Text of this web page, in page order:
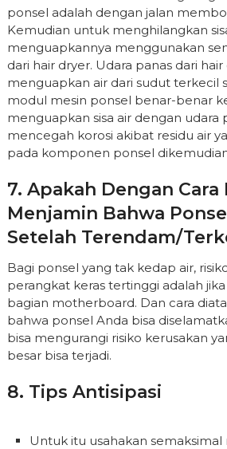
ponsel adalah dengan jalan
Kemudian untuk menghilangkan
menguapkannya menggunakan
dari hair dryer. Udara panas dari hair
menguapkan air dari sudut terkecil
modul mesin ponsel benar-benar
menguapkan sisa air dengan udara
mencegah korosi akibat residu air
pada komponen ponsel
7. Apakah Dengan Cara
Menjamin Bahwa
Setelah Terendam/
Bagi ponsel yang tak kedap air,
perangkat keras tertinggi adalah
bagian motherboard. Dan cara
bahwa ponsel Anda bisa
bisa mengurangi risiko kerusakan
besar bisa terjadi.
8. Tips Antisipasi
Untuk itu usahakan